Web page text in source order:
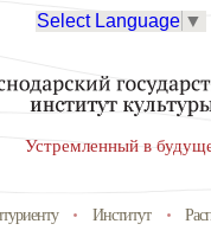
Устремленный в
Select Language ▼
Институт